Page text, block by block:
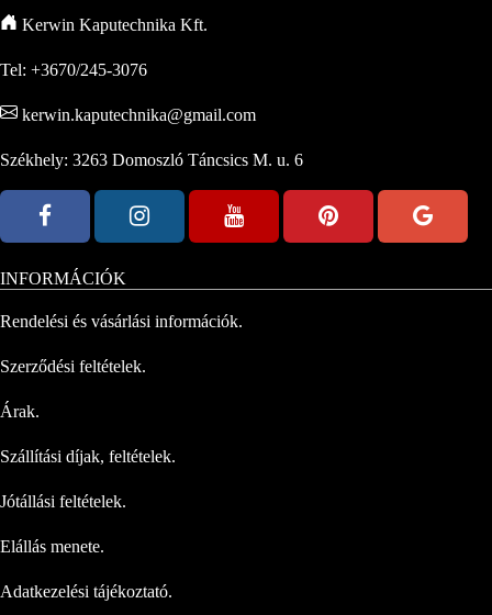
Kerwin Kaputechnika Kft.
Tel: +3670/245-3076
kerwin.kaputechnika@gmail.com
Székhely: 3263 Domoszló Táncsics M. u. 6
INFORMÁCIÓK
Rendelési és vásárlási információk.
Szerződési feltételek.
Árak.
Szállítási díjak, feltételek.
Jótállási feltételek.
Elállás menete.
Adatkezelési tájékoztató.